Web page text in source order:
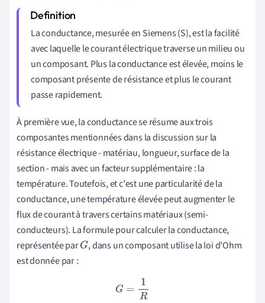
La conductance, mesurée en Siemens (S), est la facilité
avec laquelle le courant électrique traverse un milieu ou
un composant. Plus la conductance est élevée, moins le
composant présente de résistance et plus le courant
passe rapidement.
À première vue, la conductance se résume aux trois
composantes mentionnées dans la discussion sur la
résistance électrique - matériau, longueur, surface de la
section - mais avec un facteur supplémentaire : la
température. Toutefois, et c'est une particularité de la
conductance, une température élevée peut augmenter le
flux de courant à travers certains matériaux (semi-
conducteurs). La formule pour calculer la conductance,
représentée parG , dans un composant utilise la loi d'Ohm
est donnée par :
G=1 R